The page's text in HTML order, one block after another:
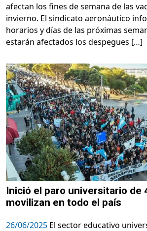
afectan los fines de semana de las
invierno. El sindicato aeronáutico
horarios y días de las próximas
estarán afectados los despegues […]
Inició el paro universitario de
movilizan en todo el país
26/06/2025 El sector educativo